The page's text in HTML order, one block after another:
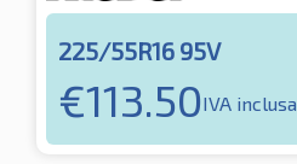
225/55R16 95V
€113.50IVA inclusa